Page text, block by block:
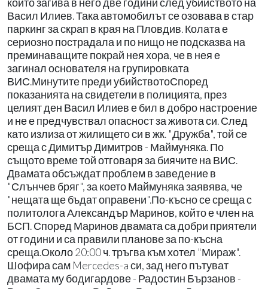
Васил Илиев. Така автомобилът се озовава в стар
паркинг за скрап в края на Пловдив. Колата е
сериозно пострадала и по нищо не подсказва на
преминаващите покрай нея хора, че в нея е
загинал основателя на групировката
ВИС.Минутите преди убийствотоСпоред
показанията на свидетели в полицията, през
целият ден Васил Илиев е бил в добро настроение
и не е предчувствал опасност за живота си. След
като излиза от жилището си в жк. "Дружба", той се
среща с Димитър Димитров - Маймуняка. По
същото време той отговаря за биячите на ВИС.
Двамата обсъждат проблем в заведение в
"Слънчев бряг", за което Маймуняка заявява, че
"нещата ще бъдат оправени".По-късно се среща с
политолога Александър Маринов, който е член на
БСП. Според Маринов двамата са добри приятели
от години и са правили планове за по-късна
среща.Около 20:00 ч. тръгва към хотел "Мираж".
Шофира сам Mercedes-a си, зад него пътуват
двамата му бодигардове - Радостин Бързанов -